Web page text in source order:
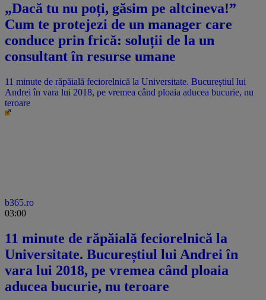
„Dacă tu nu poți, găsim pe altcineva!”
Cum te protejezi de un manager care
conduce prin frică: soluții de la un
consultant în resurse umane
11 minute de răpăială feciorelnică la Universitate. Bucureștiul lui
Andrei în vara lui 2018, pe vremea când ploaia aducea bucurie, nu
teroare
b365.ro
03:00
11 minute de răpăială feciorelnică la
Universitate. Bucureștiul lui Andrei în
vara lui 2018, pe vremea când ploaia
aducea bucurie, nu teroare